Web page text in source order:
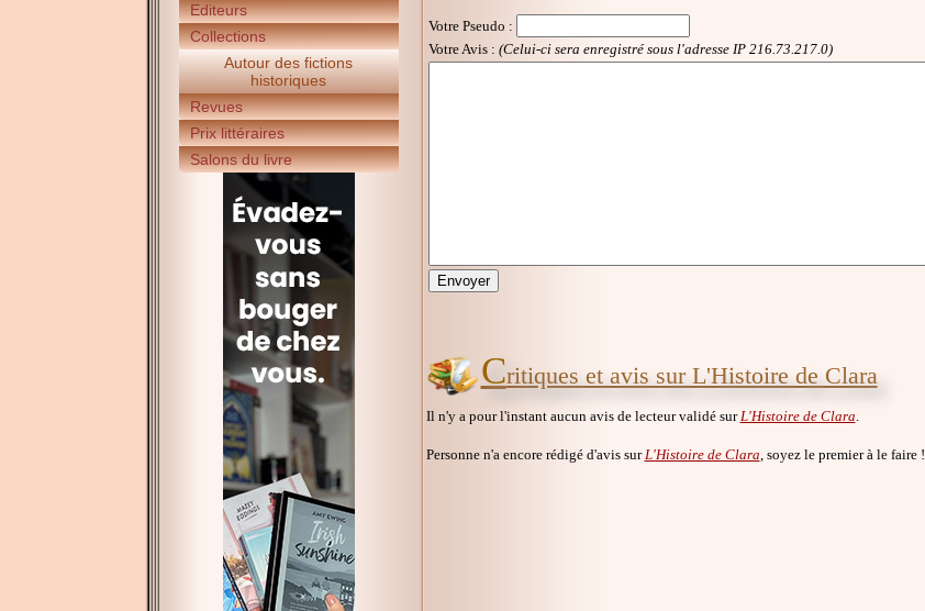
Editeurs
Collections
Autour des fictions
historiques
Revues
Prix littéraires
Salons du livre
Votre Pseudo :
Votre Avis : (Celui-ci sera enregistré sous l'adresse IP 216.73.217.0)
Critiques et avis sur L'Histoire de Clara
Il n'y a pour l'instant aucun avis de lecteur validé surL'Histoire de Clara.
Personne n'a encore rédigé d'avis sur L'Histoire de Clara , soyez le premier à le faire !